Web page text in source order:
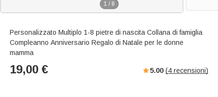
1 / 8
Personalizzato Multiplo 1-8 pietre di nascita Collana di famiglia
Compleanno Anniversario Regalo di Natale per le donne
mamma
19,00 € 5.00 (4 recensioni)